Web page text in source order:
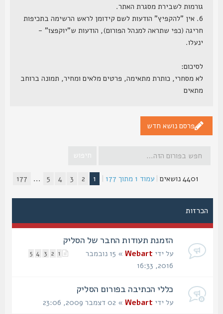
גורמות לשבירת מסגרת האתר.
6. אין "להקפיץ" הודעות לשם קידומן לראש הרשימה בתכיפות
חריגה (כפי שתראה למנהל הפורום), הודעות ש"יוקפצו" -
ינעלו.
לסיכום:
לא מסחרי, כותרת מתאימה, פרטים מלאים ומחיר, תמונה ברוחב
מתאים
פרסם נושא חדש
|עמוד1מתוך177
|
1
5
...
177
הכרזות
הזמנת תעודות החבר של הסליק
2
3
4
5 על ידיWebart
» 15 נובמבר
כללי הכתיבה בפורום הסליק
על ידיWebart» 02 דצמבר 2009, 23:06